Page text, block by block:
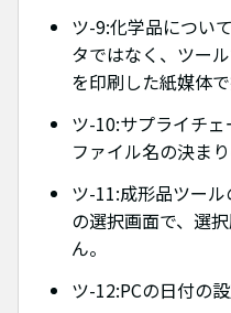
ツ-9:化学品につい
タではなく、ツー
を印刷した紙媒体
ツ-10:サプライチ
ファイル名の決ま
ツ-11:成形品ツー
の選択画面で、選
ん。
ツ-12:PCの日付の